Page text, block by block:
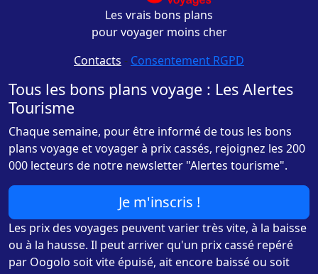
Les vrais bons plans
pour voyager moins cher
Contacts - Consentement RGPD
Tous les bons plans voyage : Les Alertes
Tourisme
Chaque semaine, pour être informé de tous les bons
plans voyage et voyager à prix cassés, rejoignez les 200
000 lecteurs de notre newsletter "Alertes tourisme".
Je m'inscris !
Les prix des voyages peuvent varier très vite, à la baisse
ou à la hausse. Il peut arriver qu'un prix cassé repéré
par Oogolo soit vite épuisé, ait encore baissé ou soit